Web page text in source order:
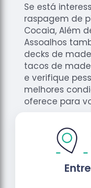
Raspagem
de Tacos
Madeiras
Raspagens
de Pisos
Tacos de
Madeiras
Se está
raspagem de
Cocaia, Além
Assoalhos
decks de
tacos de
e verifique
melhores
oferece para